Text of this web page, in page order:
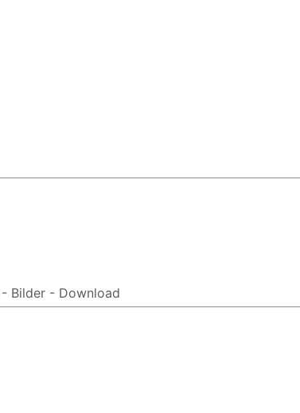
Bilder - Download